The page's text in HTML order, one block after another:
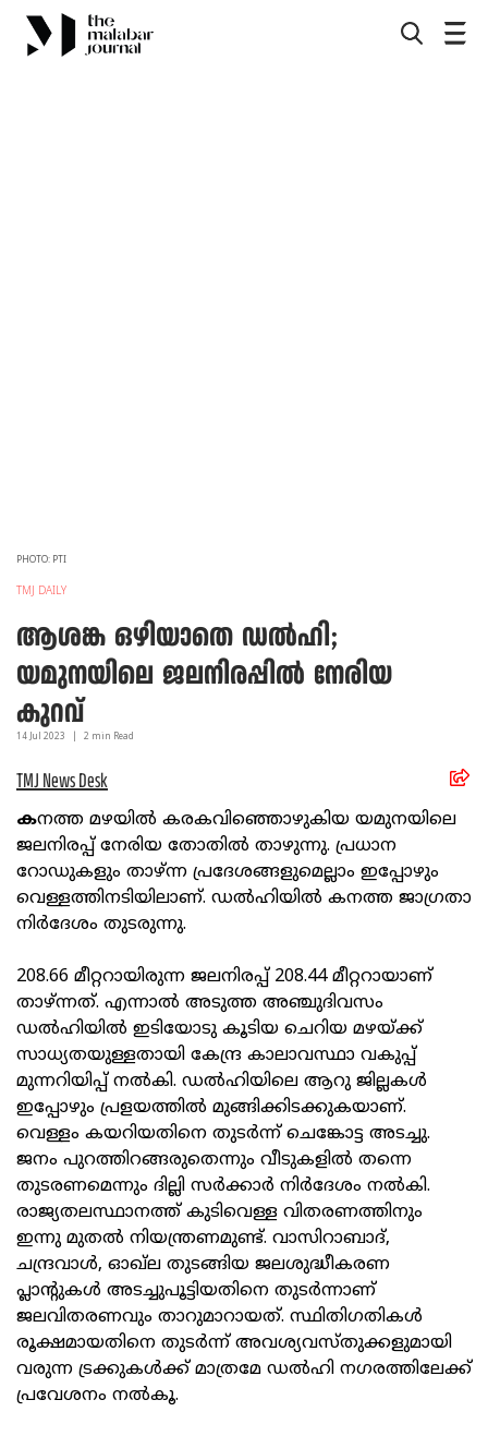
PHOTO: PTI
TMJ DAILY
ആശങ്ക ഒഴിയാതെ ഡല്‍ഹി;
യമുനയിലെ ജലനിരപ്പില്‍ നേരിയ
കുറവ്
14 Jul 2023 2 min Read
TMJ News Desk
കനത്ത മഴയില്‍ കരകവിഞ്ഞൊഴുകിയ യമുനയിലെ
ജലനിരപ്പ് നേരിയ തോതില്‍ താഴുന്നു. പ്രധാന
റോഡുകളും താഴ്ന്ന പ്രദേശങ്ങളുമെല്ലാം ഇപ്പോഴും
വെള്ളത്തിനടിയിലാണ്. ഡല്‍ഹിയില്‍ കനത്ത ജാഗ്രതാ
നിര്‍ദേശം തുടരുന്നു.
208.66 മീറ്ററായിരുന്ന ജലനിരപ്പ് 208.44 മീറ്ററായാണ്
താഴ്ന്നത്. എന്നാല്‍ അടുത്ത അഞ്ചുദിവസം
ഡല്‍ഹിയില്‍ ഇടിയോടു കൂടിയ ചെറിയ മഴയ്ക്ക്
സാധ്യതയുള്ളതായി കേന്ദ്ര കാലാവസ്ഥാ വകുപ്പ്
മുന്നറിയിപ്പ് നല്‍കി. ഡല്‍ഹിയിലെ ആറു ജില്ലകള്‍
ഇപ്പോഴും പ്രളയത്തില്‍ മുങ്ങിക്കിടക്കുകയാണ്.
വെള്ളം കയറിയതിനെ തുടര്‍ന്ന് ചെങ്കോട്ട അടച്ചു.
ജനം പുറത്തിറങ്ങരുതെന്നും വീടുകളില്‍ തന്നെ
തുടരണമെന്നും ദില്ലി സര്‍ക്കാര്‍ നിര്‍ദേശം നല്‍കി.
രാജ്യതലസ്ഥാനത്ത് കുടിവെള്ള വിതരണത്തിനും
ഇന്നു മുതല്‍ നിയന്ത്രണമുണ്ട്. വാസിറാബാദ്,
ചന്ദ്രവാള്‍, ഓഖ്‌ല തുടങ്ങിയ ജലശുദ്ധീകരണ
പ്ലാന്റുകള്‍ അടച്ചുപൂട്ടിയതിനെ തുടര്‍ന്നാണ്
ജലവിതരണവും താറുമാറായത്. സ്ഥിതിഗതികള്‍
രൂക്ഷമായതിനെ തുടര്‍ന്ന് അവശ്യവസ്തുക്കളുമായി
വരുന്ന ട്രക്കുകള്‍ക്ക് മാത്രമേ ഡല്‍ഹി നഗരത്തിലേക്ക്
പ്രവേശനം നല്‍കൂ.